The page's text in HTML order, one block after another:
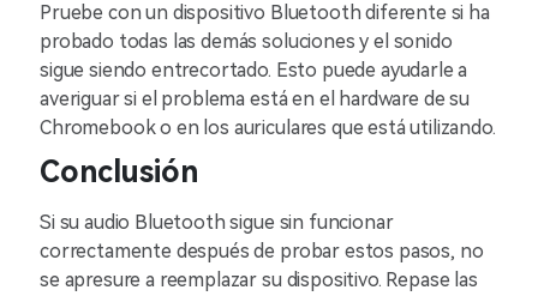
Pruebe con un dispositivo Bluetooth diferente si ha
probado todas las demás soluciones y el sonido
sigue siendo entrecortado. Esto puede ayudarle a
averiguar si el problema está en el hardware de su
Chromebook o en los auriculares que está utilizando.
Conclusión
Si su audio Bluetooth sigue sin funcionar
correctamente después de probar estos pasos, no
se apresure a reemplazar su dispositivo. Repase las